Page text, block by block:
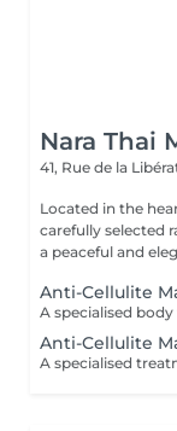
Nara Thai
41, Rue de la
Located in the
carefully selected
a peaceful and
Anti-Cellulite
Anti-Cellulite